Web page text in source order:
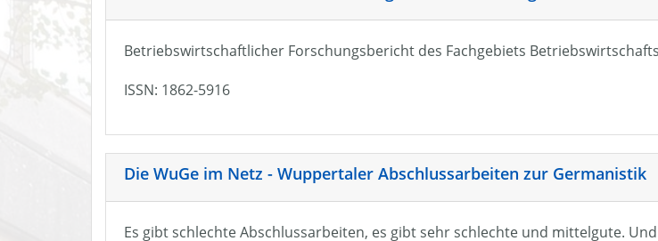
Betriebswirtschaftlicher Forschungsbericht des Fachgebiets
ISSN: 1862-5916
Die WuGe im Netz - Wuppertaler Abschlussarbeiten zur Germanistik
Es gibt schlechte Abschlussarbeiten, es gibt sehr schlechte und mittelgute.